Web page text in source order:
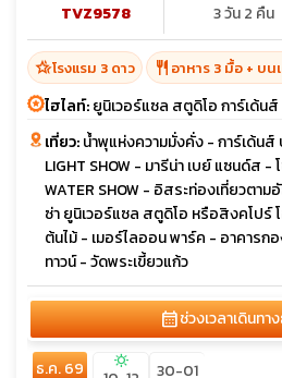
TVZ9578
3 วัน 2 คืน
hotel_classโรงแรม 3 ดาว restaurant อาหาร 3 มื้อ + บน
ไฮไลท์:ยูนิเวอร์แซล สตูดิโอ การ์เด้นส์
เที่ยว:น้ำพุแห่งความมั่งคั่ง - การ์เด้นส์
LIGHT SHOW - มารีน่า เบย์ แซนด์ส -
WATER SHOW - อิสระท่องเที่ยวตาม
ซ่า ยูนิเวอร์แซล สตูดิโอ หรือสิงคโปร์
ต้นไม้ - เมอร์ไลออน พาร์ค - อาคารก
ทาวน์ - วัดพระเขี้ยวแก้ว
calendar_monthช่วงเวลาเดินทาง
ธ.ค. 69 sunny 30-01